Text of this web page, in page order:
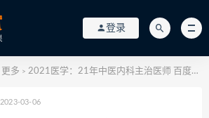
登录
更多 > 2021医学：21年中医内科主治医师 百度网盘(15.10G)
2023-03-06